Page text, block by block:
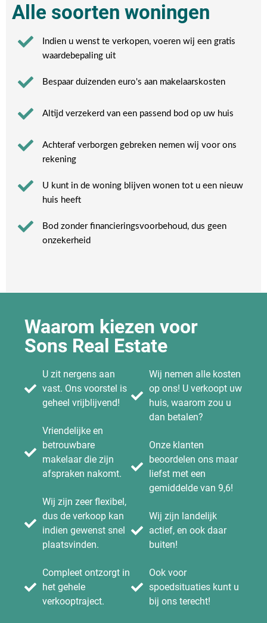
Alle soorten woningen
Indien u wenst te verkopen, voeren wij een gratis
waardebepaling uit
Bespaar duizenden euro's aan makelaarskosten
Altijd verzekerd van een passend bod op uw huis
Achteraf verborgen gebreken nemen wij voor ons
rekening​
U kunt in de woning blijven wonen tot u een nieuw
huis heeft​
Bod zonder financieringsvoorbehoud, dus geen
onzekerheid​
Waarom kiezen voor
Sons Real Estate
U zit nergens aan
vast. Ons voorstel is
geheel vrijblijvend!
Vriendelijke en
betrouwbare
makelaar die zijn
afspraken nakomt.
Wij zijn zeer flexibel,
dus de verkoop kan
indien gewenst snel
plaatsvinden.
Compleet ontzorgt in
het gehele
verkooptraject.
Wij nemen alle kosten
op ons! U verkoopt uw
huis, waarom zou u
dan betalen?
Onze klanten
beoordelen ons maar
liefst met een
gemiddelde van 9,6!
Wij zijn landelijk
actief, en ook daar
buiten!
Ook voor
spoedsituaties kunt u
bij ons terecht!